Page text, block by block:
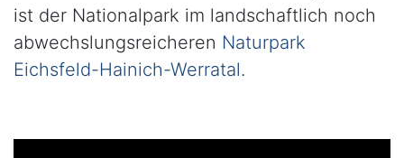
ist der Nationalpark im landschaftlich noch
abwechslungsreicheren Naturpark
Eichsfeld-Hainich-Werratal.